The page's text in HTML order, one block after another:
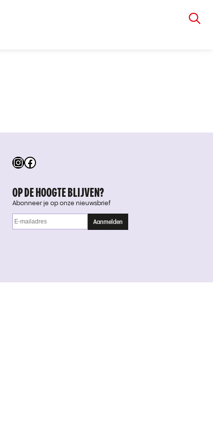
Instagram
Facebook
OP DE HOOGTE BLIJVEN?
Abonneer je op onze nieuwsbrief